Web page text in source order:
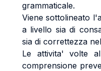
grammaticale.
Viene sottolineato
a livello sia di
sia di correttezza
Le attivita' volte
comprensione